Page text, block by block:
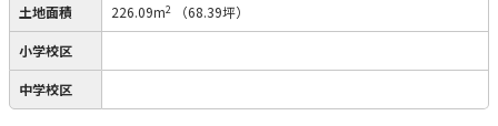
土地面積 226.09m2 （68.39坪）
小学校区
中学校区